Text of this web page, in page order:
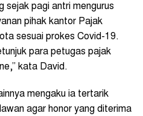
sejak pagi antri mengurus
pihak kantor Pajak
sesuai prokes Covid-19.
para petugas pajak
kata David.
mengaku ia tertarik
agar honor yang diterima